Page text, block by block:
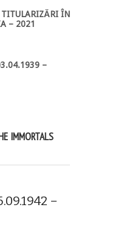
ÎN
– 2021
–
IMMORTALS
–